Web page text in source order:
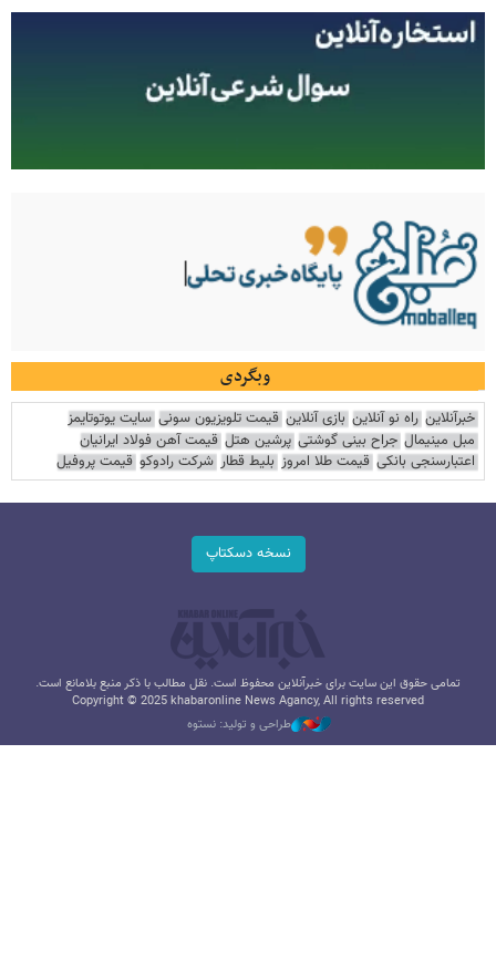
وبگردی
خبرآنلاین راه نو آنلاین بازی آنلاین قیمت تلویزیون سونی سایت یوتوتایمز
مبل مینیمال جراح بینی گوشتی پرشین هتل قیمت آهن فولاد ایرانیان
اعتبارسنجی بانکی قیمت طلا امروز بلیط قطار شرکت رادوکو قیمت پروفیل
نسخه دسکتاپ
تمامی حقوق این سایت برای خبرآنلاین محفوظ است. نقل مطالب با ذکر منبع بلامانع است.
Copyright © 2025 khabaronline News Agancy, All rights reserved
طراحی و تولید: نستوه